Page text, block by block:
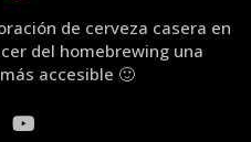
de cerveza casera en
del homebrewing una
accesible 🙂